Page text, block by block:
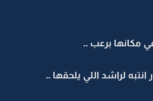
برعب ..
لراشد اللي يلحقها ..